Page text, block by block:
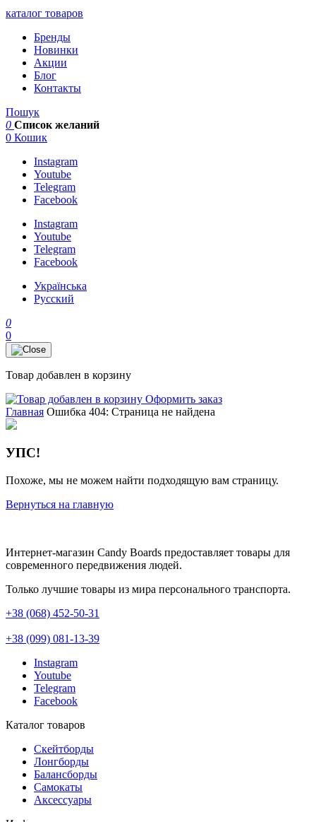
каталог товаров
Бренды
Новинки
Акции
Блог
Контакты
Пошук
0 Список желаний
0 Кошик
Instagram
Youtube
Telegram
Facebook
Instagram
Youtube
Telegram
Facebook
Українська
Русский
0
0
Товар добавлен в корзину
Оформить заказ
Главная Ошибка 404: Страница не найдена
УПС!
Похоже, мы не можем найти подходящую вам страницу.
Вернуться на главную
Интернет-магазин Candy Boards предоставляет товары для
современного передвижения людей.
Только лучшие товары из мира персонального транспорта.
+38 (068) 452-50-31
+38 (099) 081-13-39
Instagram
Youtube
Telegram
Facebook
Каталог товаров
Скейтборды
Лонгборды
Балансборды
Самокаты
Аксессуары